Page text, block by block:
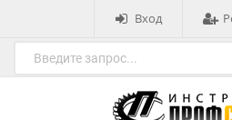
Вход